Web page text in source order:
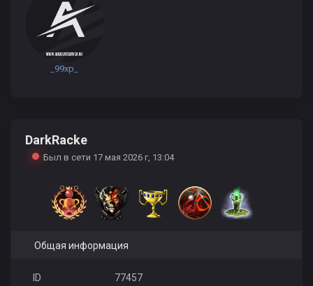
_99xp_
DarkRacke
Был в сети 17 мая 2026 г, 13:04
Общая информация
ID 77457